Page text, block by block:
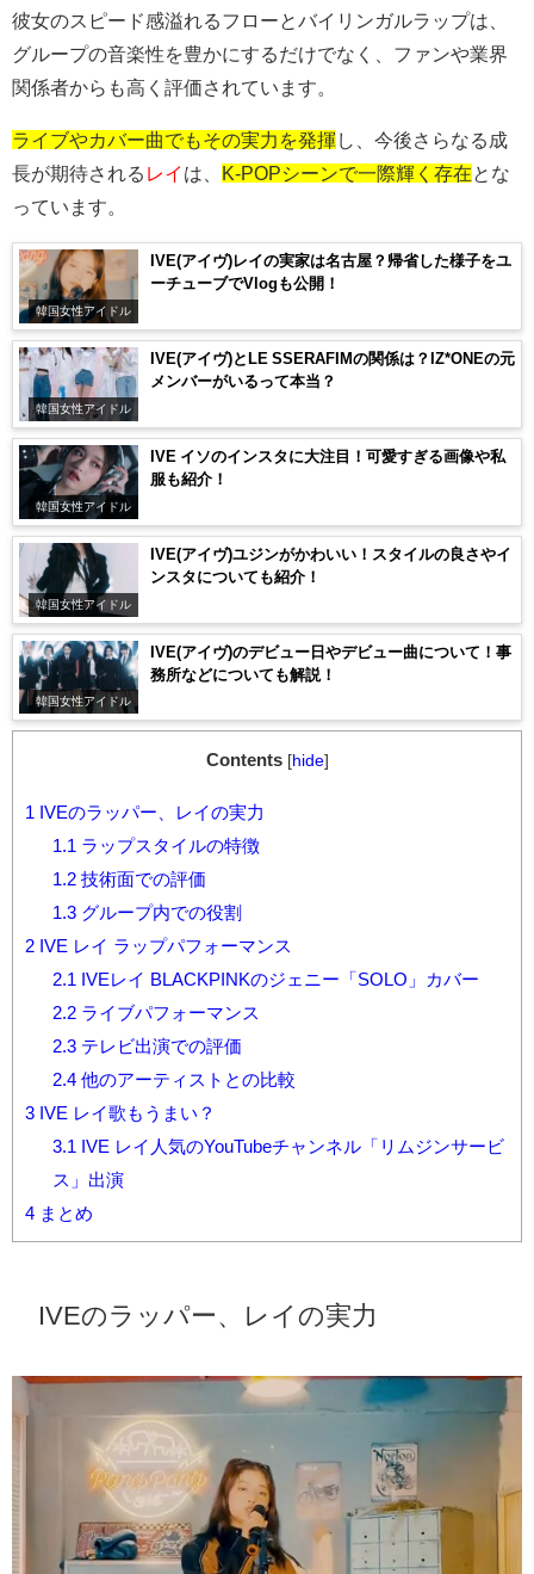
彼女のスピード感溢れるフローとバイリンガルラップは、
グループの音楽性を豊かにするだけでなく、ファンや業界
関係者からも高く評価されています。
ライブやカバー曲でもその実力を発揮 し、今後さらなる成
長が期待される レイ は、 K-POPシーンで一際輝く存在とな
っています。
韓国女性アイドル
IVE(アイヴ)レイの実家は名古屋？帰省した様子をユ
ーチューブでVlogも公開！
韓国女性アイドル
IVE(アイヴ)とLE SSERAFIMの関係は？IZ*ONEの元
メンバーがいるって本当？
韓国女性アイドル
IVE イソのインスタに大注目！可愛すぎる画像や私
服も紹介！
韓国女性アイドル
IVE(アイヴ)ユジンがかわいい！スタイルの良さやイ
ンスタについても紹介！
韓国女性アイドル
IVE(アイヴ)のデビュー日やデビュー曲について！事
務所などについても解説！
Contents [hide]
1 IVEのラッパー、レイの実力
1.1 ラップスタイルの特徴
1.2技術面での評価
1.3グループ内での役割
2 IVE レイ ラップパフォーマンス
2.1 IVEレイ BLACKPINKのジェニー「SOLO」カバー
2.2ライブパフォーマンス
2.3テレビ出演での評価
2.4他のアーティストとの比較
3 IVE レイ歌もうまい？
3.1 IVE レイ人気のYouTubeチャンネル「リムジンサービ
ス」出演
4 まとめ
IVEのラッパー、レイの実力